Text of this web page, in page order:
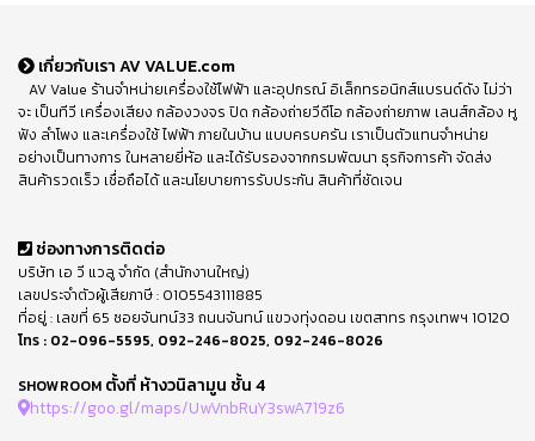
เกี่ยวกับเรา AV VALUE.com
AV Value ร้านจำหน่ายเครื่องใช้ไฟฟ้า และอุปกรณ์ อิเล็กทรอนิกส์แบรนด์ดัง ไม่ว่า
จะ เป็นทีวี เครื่องเสียง กล้องวงจร ปิด กล้องถ่ายวีดีโอ กล้องถ่ายภาพ เลนส์กล้อง หู
ฟัง ลำโพง และเครื่องใช้ ไฟฟ้า ภายในบ้าน แบบครบครัน เราเป็นตัวแทนจำหน่าย
อย่างเป็นทางการ ในหลายยี่ห้อ และได้รับรองจากกรมพัฒนา ธุรกิจการค้า จัดส่ง
สินค้ารวดเร็ว เชื่อถือได้ และนโยบายการรับประกัน สินค้าที่ชัดเจน
ช่องทางการติดต่อ
บริษัท เอ วี แวลู จำกัด (สำนักงานใหญ่)
เลขประจำตัวผู้เสียภาษี : 0105543111885
ที่อยู่ : เลขที่ 65 ซอยจันทน์33 ถนนจันทน์ แขวงทุ่งดอน เขตสาทร กรุงเทพฯ 10120
โทร : 02-096-5595, 092-246-8025, 092-246-8026
SHOWROOM ตั้งที่ ห้างวนิลามูน ชั้น 4
https://goo.gl/maps/UwVnbRuY3swA719z6